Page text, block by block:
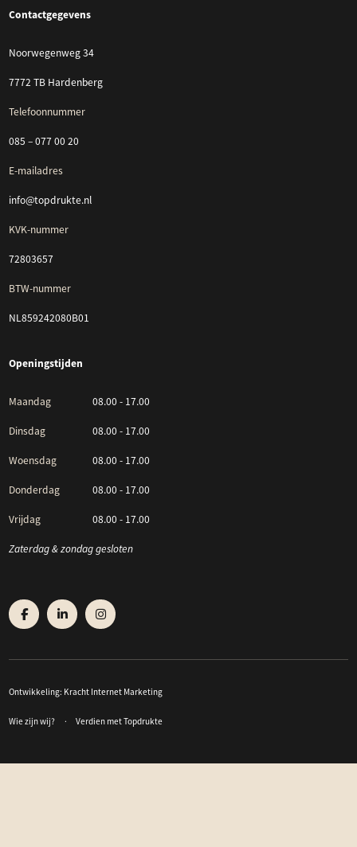
Contactgegevens
Noorwegenweg 34
7772 TB Hardenberg
Telefoonnummer
085 – 077 00 20
E-mailadres
info@topdrukte.nl
KVK-nummer
72803657
BTW-nummer
NL859242080B01
Openingstijden
Maandag 08.00 - 17.00
Dinsdag 08.00 - 17.00
Woensdag 08.00 - 17.00
Donderdag 08.00 - 17.00
Vrijdag 08.00 - 17.00
Zaterdag & zondag gesloten
Ontwikkeling: Kracht Internet Marketing
Wie zijn wij? Verdien met Topdrukte